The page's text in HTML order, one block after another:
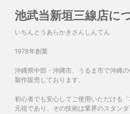
池武当新垣三線店に
いちんとうあらかきさんしんてん
1978年創業
沖縄県中部・沖縄市、うるま市で沖縄
製作販売しております。
初心者でも安心してご使用いただける
元祖であり、その技術は業界のスタンダ